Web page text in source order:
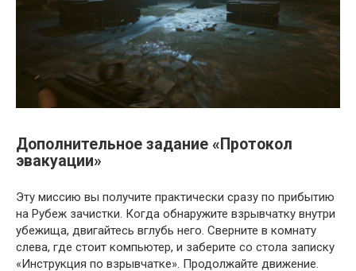
Дополнительное задание «Протокол
эвакуации»
Эту миссию вы получите практически сразу по прибытию
на Рубеж зачистки. Когда обнаружите взрывчатку внутри
убежища, двигайтесь вглубь него. Сверните в комнату
слева, где стоит компьютер, и заберите со стола записку
«Инструкция по взрывчатке». Продолжайте движение.